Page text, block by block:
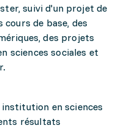
suivi d'un projet de
de base, des
des projets
sciences sociales et
institution en sciences
résultats